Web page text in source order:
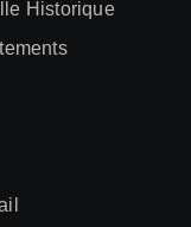
Historique